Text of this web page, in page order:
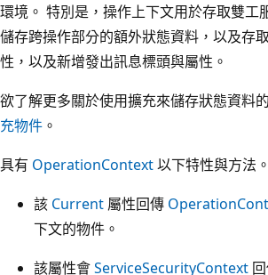
環境。 特別是，操作上下文用於存取雙工
儲存跨操作部分的額外狀態資料，以及存
性，以及新增發出訊息標頭與屬性。
欲了解更多關於使用擴充來儲存狀態資料
充物件 。
具有 OperationContext以下特性與方法。
該 Current 屬性回傳
下文的物件。
該屬性會ServiceSecurityContext